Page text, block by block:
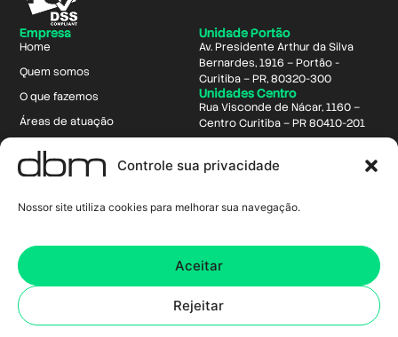
Controle sua privacidade
Nossor site utiliza cookies para melhorar sua navegação.
Aceitar
Rejeitar
Empresa
Home
Quem somos
O que fazemos
Áreas de atuação
Trabalhe na dbm
Unidade Portão
Av. Presidente Arthur da Silva
Bernardes, 1916 – Portão -
Curitiba – PR, 80320-300
Unidades Centro
Rua Visconde de Nácar, 1160 –
Centro Curitiba – PR 80410-201
Curitiba - PR, 80230-080
Contato
comercial@dbm.com.br
trabalheconosco@dbm.com.br